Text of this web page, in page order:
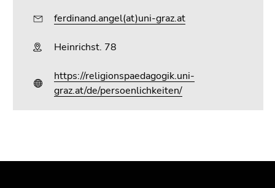
ferdinand.angel(at)uni-graz.at
Heinrichst. 78
https://religionspaedagogik.uni-
graz.at/de/persoenlichkeiten/
des
dieses
dieses